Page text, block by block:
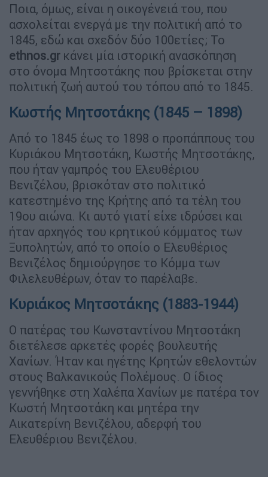
Ποια, όμως, είναι η οικογένειά του, που
ασχολείται ενεργά με την πολιτική από το
1845, εδώ και σχεδόν δύο 100ετίες; Το
ethnos.gr κάνει μία ιστορική ανασκόπηση
στο όνομα Μητσοτάκης που βρίσκεται στην
πολιτική ζωή αυτού του τόπου από το 1845.
Κωστής Μητσοτάκης (1845 – 1898)
Από το 1845 έως το 1898 ο προπάππους του
Κυριάκου Μητσοτάκη, Κωστής Μητσοτάκης,
που ήταν γαμπρός του Ελευθέριου
Βενιζέλου, βρισκόταν στο πολιτικό
κατεστημένο της Κρήτης από τα τέλη του
19ου αιώνα. Κι αυτό γιατί είχε ιδρύσει και
ήταν αρχηγός του κρητικού κόμματος των
Ξυπολητών, από το οποίο ο Ελευθέριος
Βενιζέλος δημιούργησε το Κόμμα των
Φιλελευθέρων, όταν το παρέλαβε.
Κυριάκος Μητσοτάκης (1883-1944)
Ο πατέρας του Κωνσταντίνου Μητσοτάκη
διετέλεσε αρκετές φορές βουλευτής
Χανίων. Ήταν και ηγέτης Κρητών εθελοντών
στους Βαλκανικούς Πολέμους. Ο ίδιος
γεννήθηκε στη Χαλέπα Χανίων με πατέρα τον
Κωστή Μητσοτάκη και μητέρα την
Αικατερίνη Βενιζέλου, αδερφή του
Ελευθέριου Βενιζέλου.